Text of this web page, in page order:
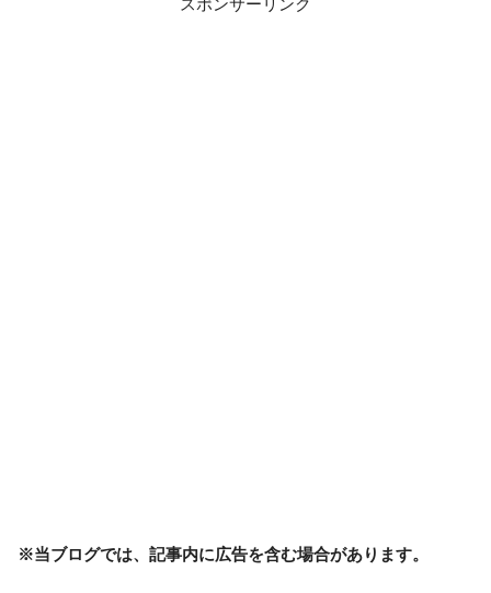
※当ブログでは、記事内に広告を含む場合があります。